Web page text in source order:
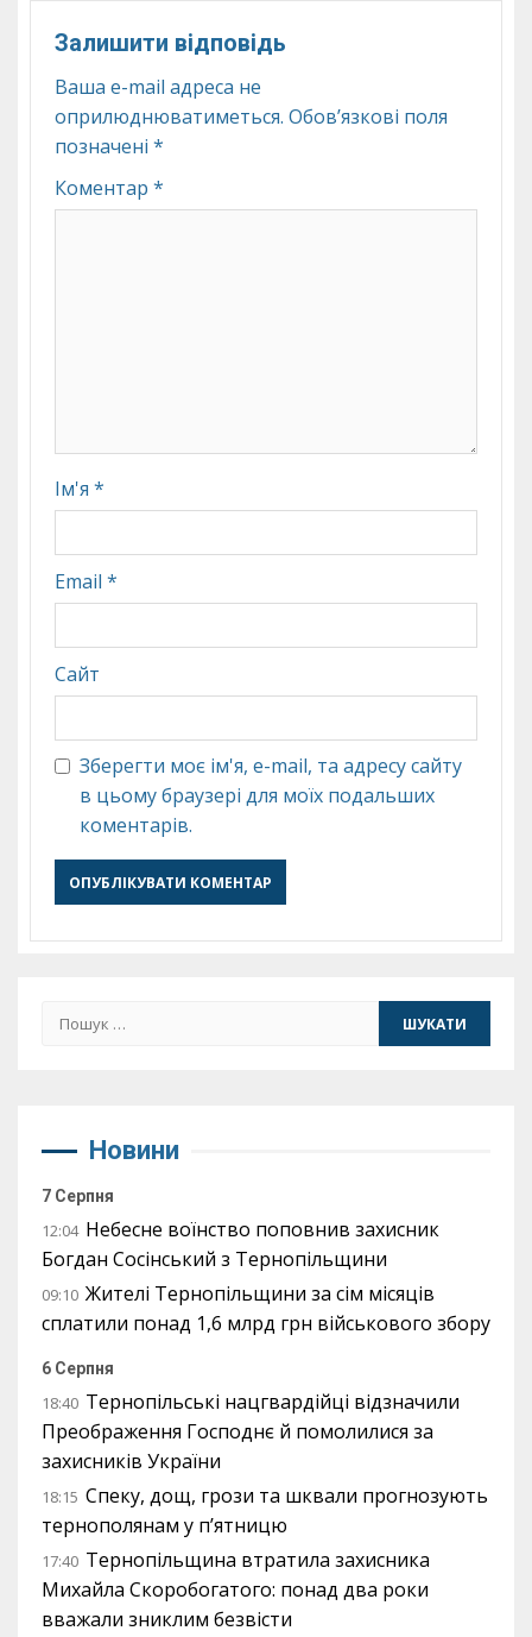
Залишити відповідь
Ваша e-mail адреса не
оприлюднюватиметься. Обов’язкові поля
позначені *
Коментар *
Ім'я *
Email *
Сайт
Зберегти моє ім'я, e-mail, та адресу сайту
в цьому браузері для моїх подальших
коментарів.
Пошук:
Новини
7 Серпня
12:04 Небесне воїнство поповнив захисник
Богдан Сосінський з Тернопільщини
09:10 Жителі Тернопільщини за сім місяців
сплатили понад 1,6 млрд грн військового збору
6 Серпня
18:40 Тернопільські нацгвардійці відзначили
Преображення Господнє й помолилися за
захисників України
18:15 Спеку, дощ, грози та шквали прогнозують
тернополянам у п’ятницю
17:40 Тернопільщина втратила захисника
Михайла Скоробогатого: понад два роки
вважали зниклим безвісти